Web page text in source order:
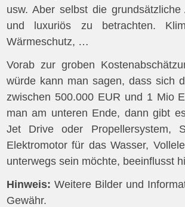
usw. Aber selbst die
und luxuriös zu betrachten.
Wärmeschutz, …
Vorab zur groben
würde kann man sagen, dass sich
zwischen 500.000 EUR und 1 Mio
man am unteren Ende, dann gibt
Jet Drive oder Propellersystem,
Elektromotor für das Wasser,
unterwegs sein möchte, beeinflusst
Hinweis: Weitere Bilder und
Gewähr.